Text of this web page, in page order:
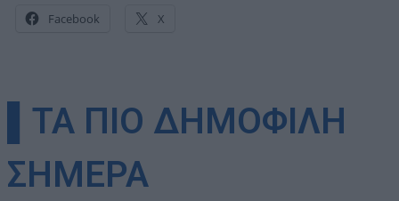
Facebook X
▌ΤΑ ΠΙΟ ΔΗΜΟΦΙΛΗ
ΣΗΜΕΡΑ